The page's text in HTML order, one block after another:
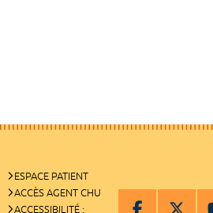
ESPACE PATIENT
ACCÈS AGENT CHU
ACCESSIBILITÉ :